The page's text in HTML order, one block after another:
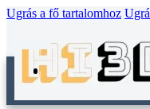
Ugrás a fő tartalomhoz